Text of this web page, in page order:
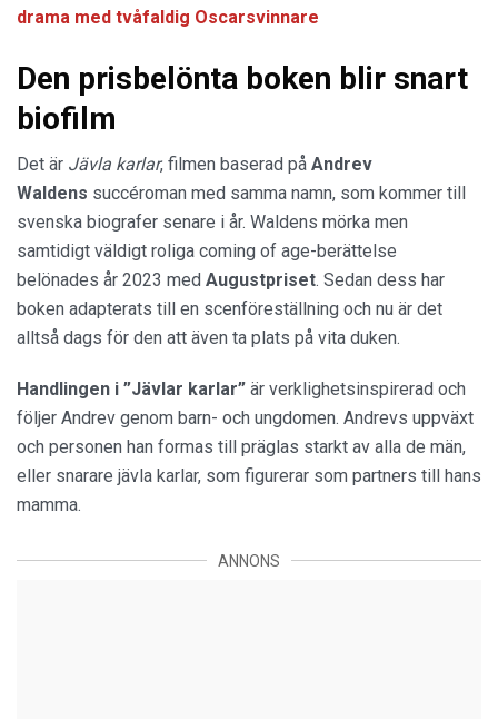
drama med tvåfaldig Oscarsvinnare
Den prisbelönta boken blir snart
biofilm
Det är Jävla karlar, filmen baserad på Andrev
Waldens succéroman med samma namn, som kommer till
svenska biografer senare i år. Waldens mörka men
samtidigt väldigt roliga coming of age-berättelse
belönades år 2023 med Augustpriset. Sedan dess har
boken adapterats till en scenföreställning och nu är det
alltså dags för den att även ta plats på vita duken.
Handlingen i ”Jävlar karlar” är verklighetsinspirerad och
följer Andrev genom barn- och ungdomen. Andrevs uppväxt
och personen han formas till präglas starkt av alla de män,
eller snarare jävla karlar, som figurerar som partners till hans
mamma.
ANNONS